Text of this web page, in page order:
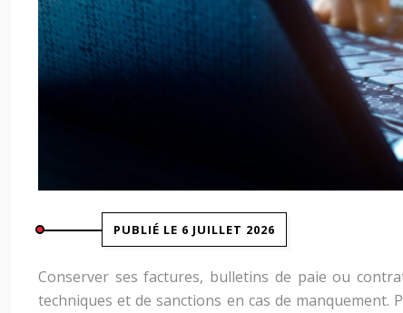
PUBLIÉ LE 6 JUILLET 2026
Conserver ses factures, bulletins de paie ou
techniques et de sanctions en cas de manquement.